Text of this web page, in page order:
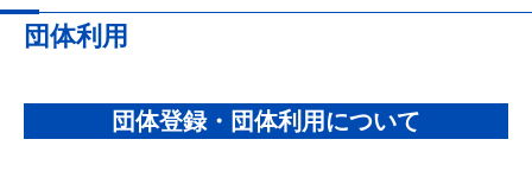
団体利用
団体登録・団体利用について